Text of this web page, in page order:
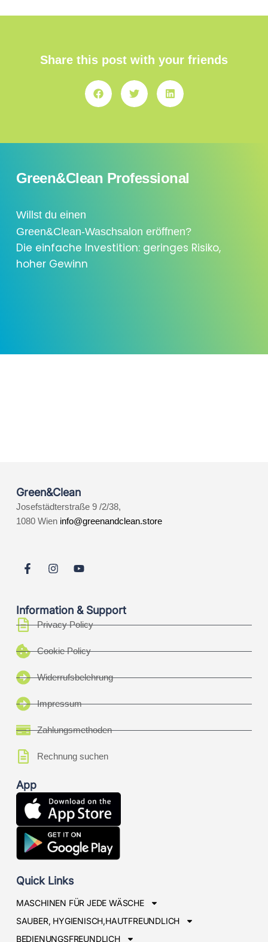
Share this post with your friends
Green&Clean Professional
Willst du einen
Green&Clean-Waschsalon eröffnen?
Die einfache Investition: geringes Risiko,
hoher Gewinn
Green&Clean
Josefstädterstraße 9 /2/38,
1080 Wien info@greenandclean.store
Information & Support
Privacy Policy
Cookie Policy
Widerrufsbelehrung
Impressum
Zahlungsmethoden
Rechnung suchen
App
Quick Links
MASCHINEN FÜR JEDE WÄSCHE
SAUBER, HYGIENISCH,HAUTFREUNDLICH
BEDIENUNGSFREUNDLICH